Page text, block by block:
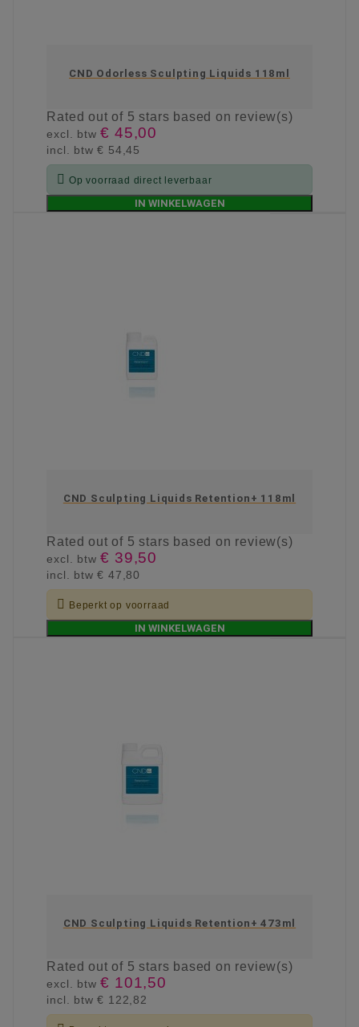
CND Odorless Sculpting Liquids 118ml
Ratedout of 5 stars based on review(s)
excl. btw€ 45,00
incl. btw€ 54,45
 Op voorraad direct leverbaar
IN WINKELWAGEN
CND Sculpting Liquids Retention+ 118ml
Ratedout of 5 stars based on review(s)
excl. btw€ 39,50
incl. btw€ 47,80
 Beperkt op voorraad
IN WINKELWAGEN
CND Sculpting Liquids Retention+ 473ml
Ratedout of 5 stars based on review(s)
excl. btw€ 101,50
incl. btw€ 122,82